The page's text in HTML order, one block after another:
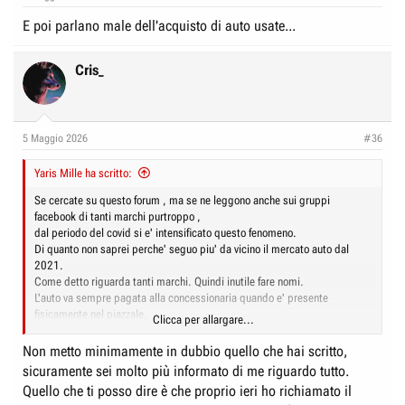
E poi parlano male dell'acquisto di auto usate...
Cris_
5 Maggio 2026 #36
Yaris Mille ha scritto:
Se cercate su questo forum , ma se ne leggono anche sui gruppi
facebook di tanti marchi purtroppo ,
dal periodo del covid si e' intensificato questo fenomeno.
Di quanto non saprei perche' seguo piu' da vicino il mercato auto dal
2021.
Come detto riguarda tanti marchi. Quindi inutile fare nomi.
L'auto va sempre pagata alla concessionaria quando e' presente
fisicamente nel piazzale.
Nella maggior parte dei casi la colpa del ritardo neanche e' della
concessionaria.
La macchina magari e' stata veramente prodotta e c'e' il telaio ma e'
ferma e ci sono problemi con chi gestisce i piazzali o chi si occupa del
Clicca per allargare...
Non metto minimamente in dubbio quello che hai scritto,
sicuramente sei molto più informato di me riguardo tutto.
Quello che ti posso dire è che proprio ieri ho richiamato il